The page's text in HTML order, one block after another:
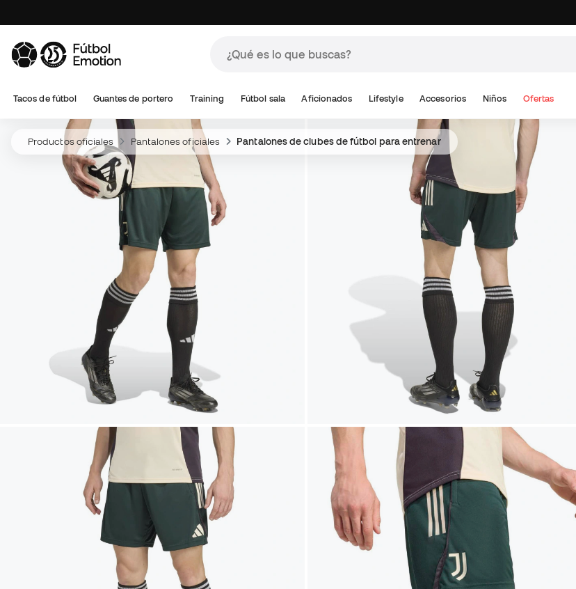
Tacos de fútbol Guantes de portero Training Fútbol sala Aficionados Lifestyle Accesorios Niños Ofertas
Productos oficiales Pantalones oficiales Pantalones de clubes de fútbol para entrenar